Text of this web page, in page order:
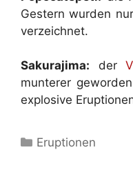
Gestern wurden
verzeichnet.
Sakurajima: der
munterer
explosive
Kategorien
Eruptionen